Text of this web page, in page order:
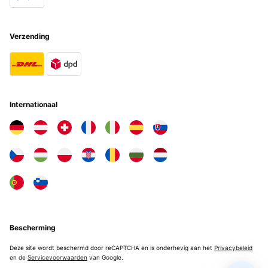
Me encanta pero mi perro me rompió 3 vasijas hay repuesto?
las 12 del mediodia, por la tarde ya cuando comienza a declinar el
sol, deja de funcionar. Aún no he conseguido que funcione de
Usuario/a de amazon
Vertaal
Verzending
Internationaal
Bescherming
Deze site wordt beschermd door reCAPTCHA en is onderhevig aan het Privacybeleid
en de Servicevoorwaarden van Google.